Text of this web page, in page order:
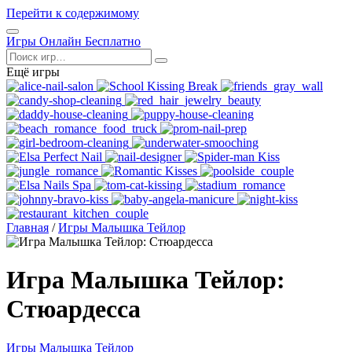
Перейти к содержимому
Открыть
меню
Игры Онлайн Бесплатно
Поиск
Ещё игры
Главная / Игры Малышка Тейлор
Игра Малышка Тейлор:
Стюардесса
Игры Малышка Тейлор